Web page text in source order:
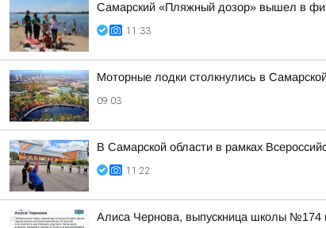
Самарский «Пляжный дозор» вышел в
11:33
Моторные лодки столкнулись в
09:03
В Самарской области в рамках
11:22
Алиса Чернова, выпускница школы